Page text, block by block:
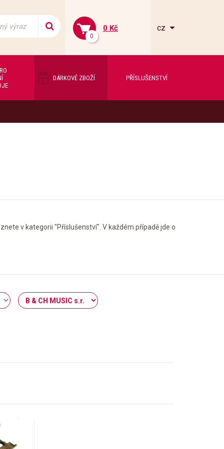
0
0 Kč cz
DÁRKOVÉ ZBOŽÍ PŘÍSLUŠENSTVÍ
v kategorii "Příslušenství". V každém případě jde o